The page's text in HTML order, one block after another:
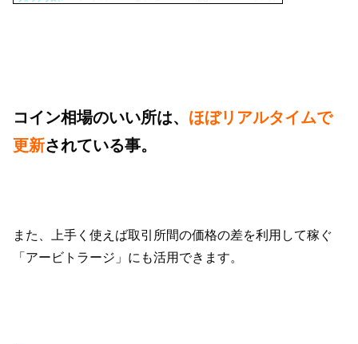
コイン相場のいい所は、 ほぼリアルタイムで
更新されている事。
また、上手く使えば取引所間の価格の差を利用して稼ぐ
「アービトラージ」にも活用できます。